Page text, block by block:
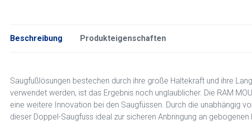
Beschreibung Produkteigenschaften
Saugfußlösungen bestechen durch ihre große Haltekraft und ihre
verwendet werden, ist das Ergebnis noch unglaublicher. Die RAM
eine weitere Innovation bei den Saugfüssen. Durch die unabhängig
dieser Doppel-Saugfuss ideal zur sicheren Anbringung an